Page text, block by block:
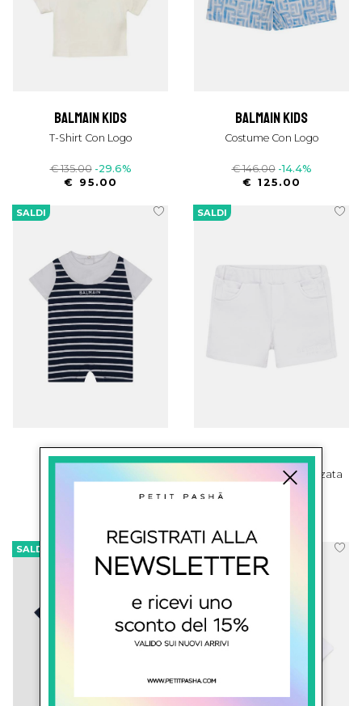
balmain kids
T-Shirt Con Logo
€ 135.00 -29.6%
€ 95.00
balmain kids
Costume Con Logo
€ 146.00 -14.4%
€ 125.00
SALDI
balmain kids
SALDI
balmain kids
Shorts Con Vita Elasticizzata
SALDI